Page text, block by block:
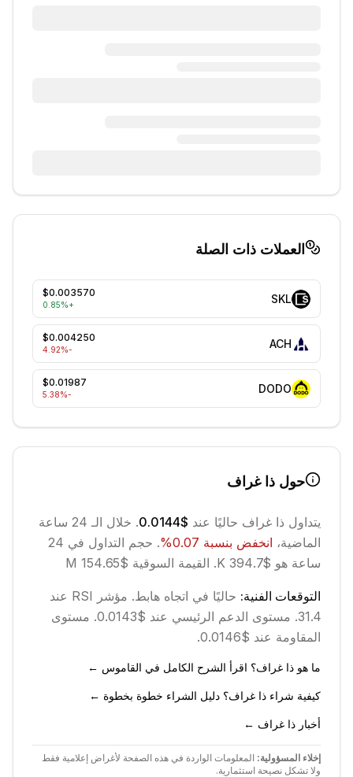
العملات ذات الصلة
SKL
$0.003570
+
0.85%
ACH
$0.004250
-4.92
%
DODO
$0.01987
-5.38
%
حول ذا غراف
يتداول ذا غراف حاليًا عند $0.0144
. خلال الـ 24 ساعة
الماضية، انخفض بنسبة 0.07
%
.
حجم التداول في 24
ساعة هو $394.7 K.
القيمة السوقية $154.65 M
التوقعات الفنية: حاليًا في اتجاه هابط.
مؤشر RSI عند
31.4. مستوى الدعم الرئيسي عند $0.0143.
مستوى
المقاومة عند $0.0146.
ما هو ذا غراف؟ اقرأ الشرح الكامل في القاموس ←
كيفية شراء ذا غراف؟ دليل الشراء خطوة بخطوة ←
أخبار ذا غراف ←
إخلاء المسؤولية: المعلومات الواردة في هذه الصفحة لأغراض إعلامية فقط
ولا تشكل نصيحة استثمارية.